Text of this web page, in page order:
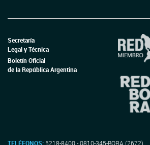
Secretaría
Legal y Técnica
Boletín Oficial
de la República Argentina
TELÉFONOS: 5218-8400 - 0810-345-BORA (2672)